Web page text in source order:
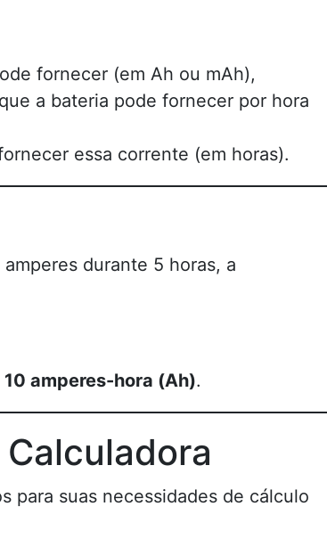
fornecer (em Ah ou mAh),
a bateria pode fornecer por hora
essa corrente (em horas).
durante 5 horas, a
10 amperes-hora (Ah).
para suas necessidades de cálculo